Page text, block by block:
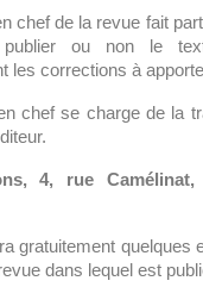
chef de la revue fait part
publier ou non le
les corrections à
chef se charge de la
4, rue Camélinat,
gratuitement quelques
dans lequel est